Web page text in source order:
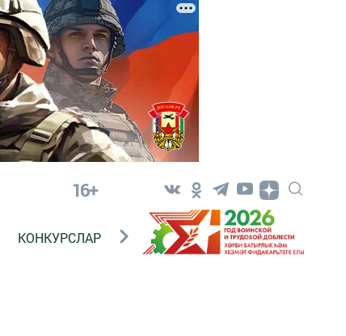
16+
КОНКУРСЛАР ТЕЛЕВИДЕНИЕ